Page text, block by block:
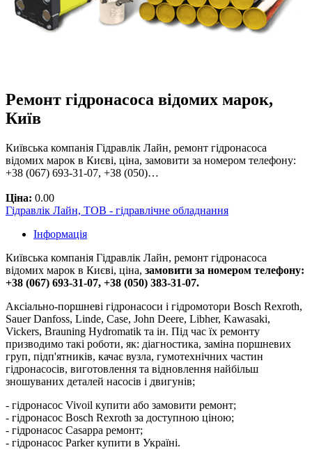
Ремонт гідронасоса відомих марок,
Київ
Київська компанія Гідравлік Лайн, ремонт гідронасоса
відомих марок в Києві, ціна, замовити за номером телефону:
+38 (067) 693-31-07, +38 (050)…
Ціна: 0.00
Гідравлік Лайн, ТОВ - гідравлічне обладнання
Інформація
Київська компанія Гідравлік Лайн, ремонт гідронасоса
відомих марок в Києві, ціна, замовити за номером телефону:
+38 (067) 693-31-07, +38 (050) 383-31-07.
Аксіально-поршневі гідронасоси і гідромотори Bosch Rexroth,
Sauer Danfoss, Linde, Case, John Deere, Libher, Kawasaki,
Vickers, Brauning Hydromatik та ін. Під час їх ремонту
призводимо такі роботи, як: діагностика, заміна поршневих
груп, підп'ятників, качає вузла, гумотехнічних частин
гідронасосів, виготовлення та відновлення найбільш
зношуваних деталей насосів і двигунів;
- гідронасос Vivoil купити або замовити ремонт;
- гідронасос Bosch Rexroth за доступною ціною;
- гідронасос Casappa ремонт;
- гідронасос Parker купити в Україні.